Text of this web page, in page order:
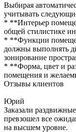
Выбирая
учитывать
* **Интерьер
общей стилистике
* **Функции
должны выполнять
зонирование
* **Форма, цвет и
помещения и
Отзывы клиентов
Юрий
Заказали
превзошел все
на высшем уровне.